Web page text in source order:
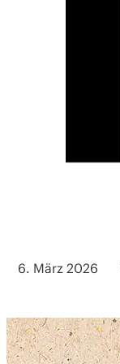
6. März 2026